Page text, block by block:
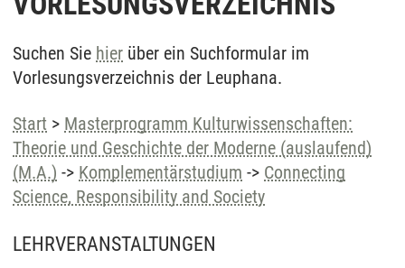
Suchen Sie hier über ein Suchformular im
Vorlesungsverzeichnis der Leuphana.
Start > Masterprogramm Kulturwissenschaften:
Theorie und Geschichte der Moderne (auslaufend)
(M.A.) -> Komplementärstudium -> Connecting
Science, Responsibility and Society
LEHRVERANSTALTUNGEN